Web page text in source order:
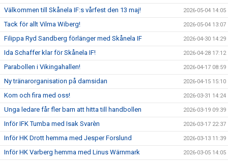
Välkommen till Skånela IF:s vårfest den 13 maj! 2026-05-04 14:05
Tack för allt Vilma Wiberg! 2026-05-04 13:07
Filippa Ryd Sandberg förlänger med Skånela IF 2026-04-30 14:29
Ida Schaffer klar för Skånela IF! 2026-04-28 17:12
Parabollen i Vikingahallen! 2026-04-17 08:59
Ny tränarorganisation på damsidan 2026-04-15 15:10
Kom och fira med oss! 2026-03-31 14:24
Unga ledare får fler barn att hitta till handbollen 2026-03-19 09:39
Inför IFK Tumba med Isak Svarèn 2026-03-17 22:37
Inför HK Drott hemma med Jesper Forslund 2026-03-13 11:39
Inför HK Varberg hemma med Linus Wärnmark 2026-03-05 14:05